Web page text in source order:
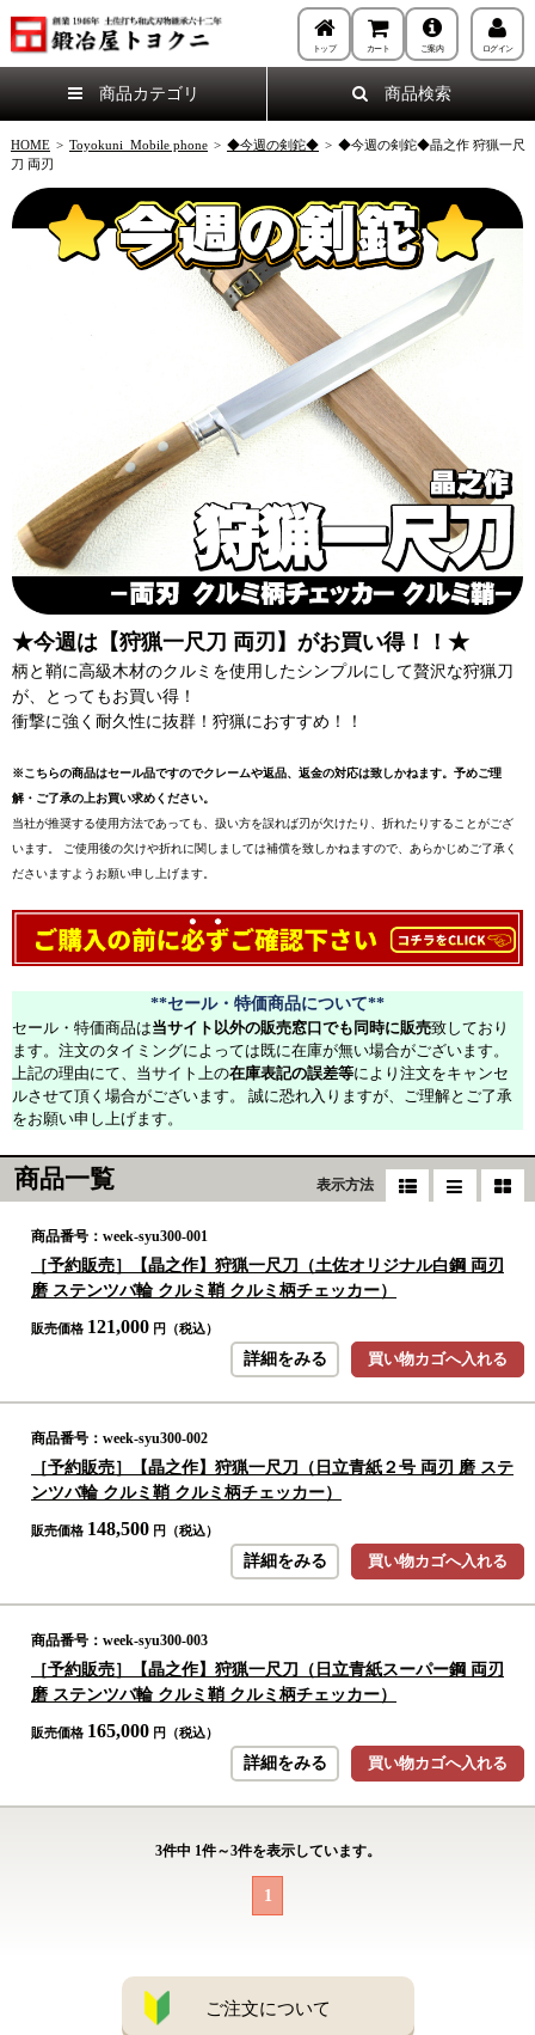
トップ カート ご案内 ログイン
商品カテゴリ 商品検索
HOME > Toyokuni_Mobile phone > ◆今週の剣鉈◆ > ◆今週の剣鉈◆晶之作 狩猟一尺
刀 両刃
★今週は【狩猟一尺刀 両刃】がお買い得！！★
柄と鞘に高級木材のクルミを使用したシンプルにして贅沢な狩猟刀
が、とってもお買い得！
衝撃に強く耐久性に抜群！狩猟におすすめ！！
※こちらの商品はセール品ですのでクレームや返品、返金の対応は致しかねます。予めご理
解・ご了承の上お買い求めください。
当社が推奨する使用方法であっても、扱い方を誤れば刃が欠けたり、折れたりすることがござ
います。 ご使用後の欠けや折れに関しましては補償を致しかねますので、あらかじめご了承く
ださいますようお願い申し上げます。
**セール・特価商品について**
セール・特価商品は当サイト以外の販売窓口でも同時に販売致しており
ます。注文のタイミングによっては既に在庫が無い場合がございます。
上記の理由にて、当サイト上の在庫表記の誤差等により注文をキャンセ
ルさせて頂く場合がございます。 誠に恐れ入りますが、ご理解とご了承
をお願い申し上げます。
商品一覧 表示方法
商品番号：week-syu300-001
［予約販売］【晶之作】狩猟一尺刀（土佐オリジナル白鋼 両刃
磨 ステンツバ輪 クルミ鞘 クルミ柄チェッカー）
販売価格 121,000 円（税込）
買い物カゴへ入れる
詳細をみる
商品番号：week-syu300-002
［予約販売］【晶之作】狩猟一尺刀（日立青紙２号 両刃 磨 ステ
ンツバ輪 クルミ鞘 クルミ柄チェッカー）
販売価格 148,500 円（税込）
買い物カゴへ入れる
詳細をみる
商品番号：week-syu300-003
［予約販売］【晶之作】狩猟一尺刀（日立青紙スーパー鋼 両刃
磨 ステンツバ輪 クルミ鞘 クルミ柄チェッカー）
販売価格 165,000 円（税込）
買い物カゴへ入れる
詳細をみる
3件中 1件～3件を表示しています。
1
ご注文について